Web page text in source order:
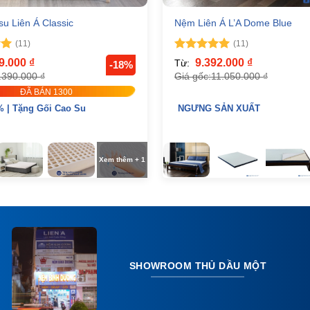
Xem thêm + 1
Liên Á Classic
(11)
₫
₫
-18%
ĐÃ BÁN 1300
| Tặng Gối Cao Su
Nệm Liên Á L’A Dome Blue
Được xếp
hạng5
5
sao
(11)
Từ: 9.392.000 ₫
Giá gốc:11.050.000₫
NGƯNG SẢN XUẤT
SHOWROOM THỦ DẦU MỘT